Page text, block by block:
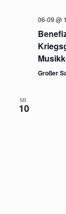
06-09 @
Großer
MI.
10